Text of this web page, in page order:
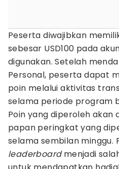
Peserta diwajibkan
sebesar USD100 pada
digunakan. Setelah
Personal, peserta dapat
poin melalui aktivitas
selama periode program
Poin yang diperoleh akan
papan peringkat yang
selama sembilan minggu.
leaderboardmenjadi